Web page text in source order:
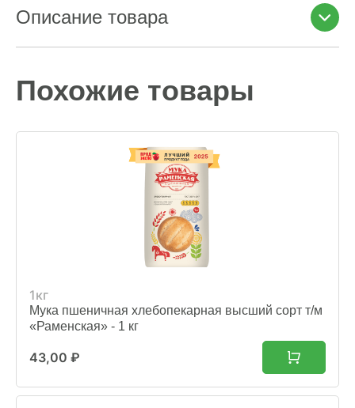
Описание товара
Похожие товары
1кг
Мука пшеничная хлебопекарная высший сорт т/м
«Раменская» - 1 кг
43,00 ₽